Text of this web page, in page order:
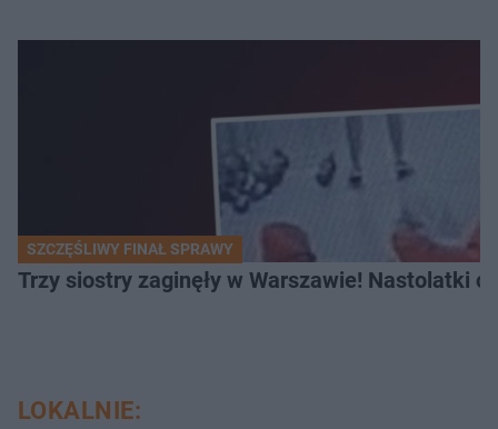
SZCZĘŚLIWY FINAŁ SPRAWY
Trzy siostry zaginęły w Warszawie! Nastolatki
LOKALNIE: